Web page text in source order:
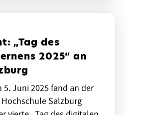
„Tag des
2025“ an
5. Juni 2025 fand an der
Salzburg